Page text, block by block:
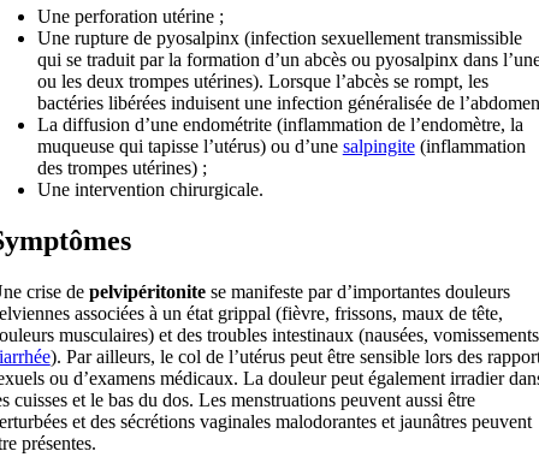
Une perforation utérine ;
Une rupture de pyosalpinx (infection sexuellement transmissible
qui se traduit par la formation d’un abcès ou pyosalpinx dans
ou les deux trompes utérines). Lorsque l’abcès se rompt, les
bactéries libérées induisent une infection généralisée de
La diffusion d’une endométrite (inflammation de l’endomètre, la
muqueuse qui tapisse l’utérus) ou d’une salpingite(inflammation
des trompes utérines) ;
Une intervention chirurgicale.
crise de pelvipéritonitese manifeste par d’importantes douleurs
associées à un état grippal (fièvre, frissons, maux de tête,
musculaires) et des troubles intestinaux (nausées,
). Par ailleurs, le col de l’utérus peut être sensible lors des
ou d’examens médicaux. La douleur peut également irradier
cuisses et le bas du dos. Les menstruations peuvent aussi être
et des sécrétions vaginales malodorantes et jaunâtres peuvent
présentes.